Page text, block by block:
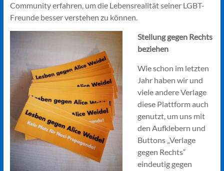
Community erfahren, um die Lebensrealität seiner LGBT-
Freunde besser verstehen zu können.
Stellung gegen Rechts
beziehen
Wie schon im letzten
Jahr haben wir und
viele andere Verlage
diese Plattform auch
genutzt, um uns mit
den Aufklebern und
Buttons „Verlage
gegen Rechts“
eindeutig gegen